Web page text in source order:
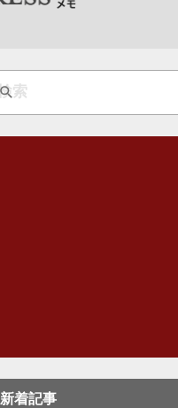
新着記事